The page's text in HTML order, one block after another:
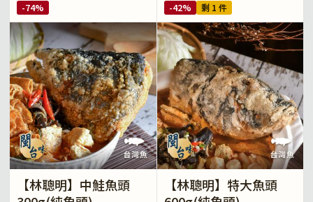
-74% -42% 剩 1 件
【林聰明】中鮭魚頭
【林聰明】特大魚頭